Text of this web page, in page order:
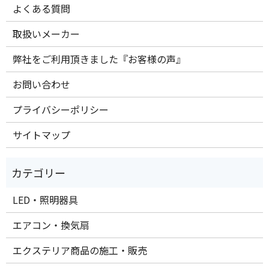
よくある質問
取扱いメーカー
弊社をご利用頂きました『お客様の声』
お問い合わせ
プライバシーポリシー
サイトマップ
LED・照明器具
エアコン・換気扇
エクステリア商品の施工・販売